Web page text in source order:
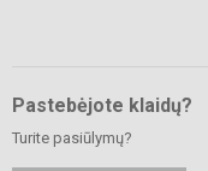
Pastebėjote klaidų?
Turite pasiūlymų?